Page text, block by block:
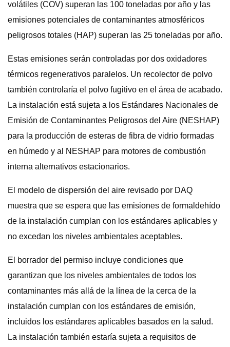
volátiles (COV) superan las 100 toneladas por año y las
emisiones potenciales de contaminantes atmosféricos
peligrosos totales (HAP) superan las 25 toneladas por año.
Estas emisiones serán controladas por dos oxidadores
térmicos regenerativos paralelos. Un recolector de polvo
también controlaría el polvo fugitivo en el área de acabado.
La instalación está sujeta a los Estándares Nacionales de
Emisión de Contaminantes Peligrosos del Aire (NESHAP)
para la producción de esteras de fibra de vidrio formadas
en húmedo y al NESHAP para motores de combustión
interna alternativos estacionarios.
El modelo de dispersión del aire revisado por DAQ
muestra que se espera que las emisiones de formaldehído
de la instalación cumplan con los estándares aplicables y
no excedan los niveles ambientales aceptables.
El borrador del permiso incluye condiciones que
garantizan que los niveles ambientales de todos los
contaminantes más allá de la línea de la cerca de la
instalación cumplan con los estándares de emisión,
incluidos los estándares aplicables basados ​​en la salud.
La instalación también estaría sujeta a requisitos de